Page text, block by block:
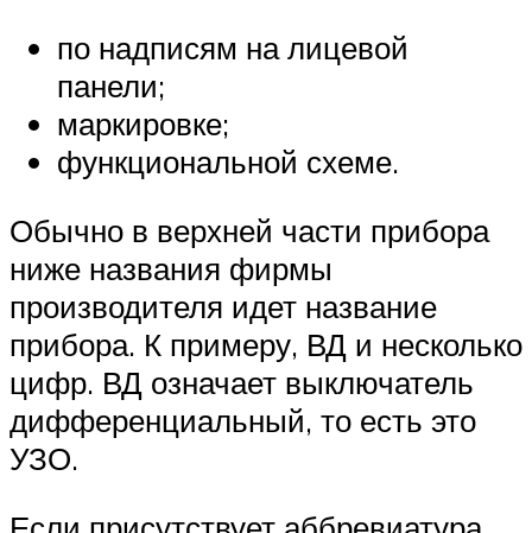
по надписям на лицевой
панели;
маркировке;
функциональной схеме.
Обычно в верхней части прибора
ниже названия фирмы
производителя идет название
прибора. К примеру, ВД и несколько
цифр. ВД означает выключатель
дифференциальный, то есть это
УЗО.